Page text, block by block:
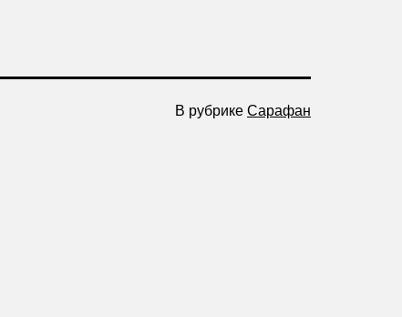
В рубрикеСарафан